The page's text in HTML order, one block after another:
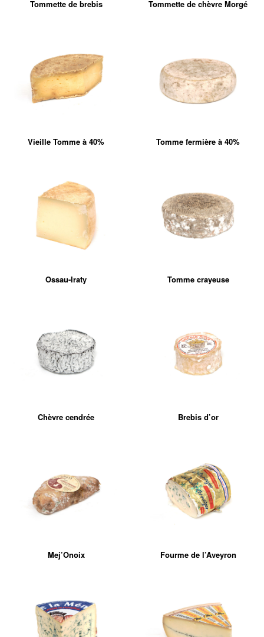
Tommette de brebis Tommette de chèvre Morgé
Vieille Tomme à 40% Tomme fermière à 40%
Ossau-Iraty Tomme crayeuse
Chèvre cendrée Brebis d’or
Mej’Onoix Fourme de l’Aveyron